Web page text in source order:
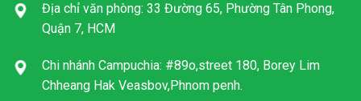
Địa chỉ văn phòng: 33 Đường 65, Phường Tân Phong,
Quận 7, HCM
Chi nhánh Campuchia: #89o,street 180, Borey Lim
Chheang Hak Veasbov,Phnom penh.